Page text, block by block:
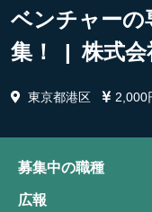
ベンチャーの
集！ | 株式会
東京都港区 2,000
募集中の職種
広報